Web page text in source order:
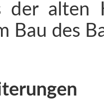
alten
Bau des